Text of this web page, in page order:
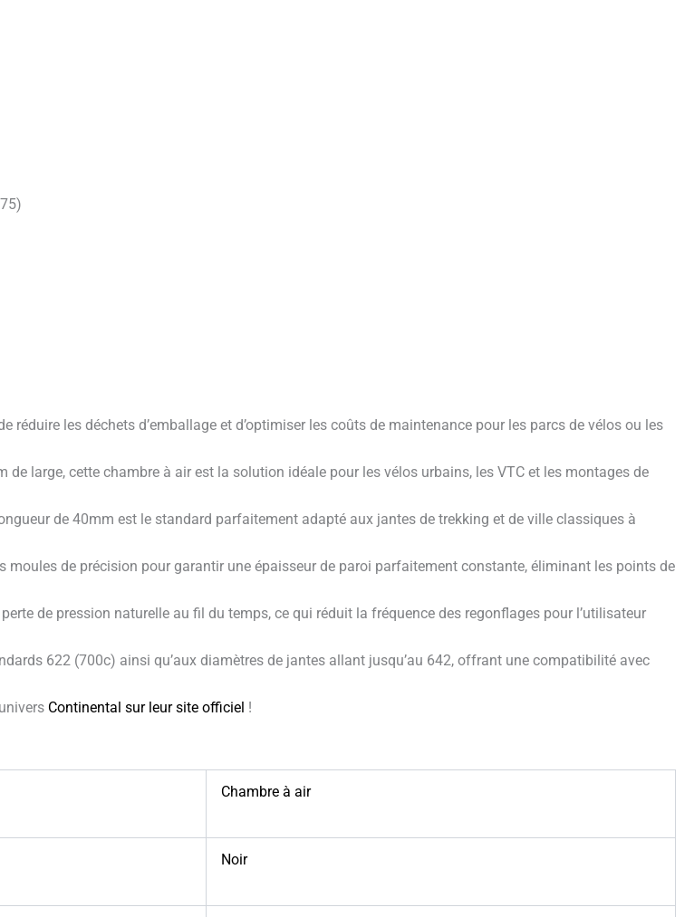
les déchets d’emballage et d’optimiser les coûts de maintenance pour les parcs de vélos ou les
large, cette chambre à air est la solution idéale pour les vélos urbains, les VTC et les montages de
de 40mm est le standard parfaitement adapté aux jantes de trekking et de ville classiques à
de précision pour garantir une épaisseur de paroi parfaitement constante, éliminant les points de
de pression naturelle au fil du temps, ce qui réduit la fréquence des regonflages pour l’utilisateur
622 (700c) ainsi qu’aux diamètres de jantes allant jusqu’au 642, offrant une compatibilité avec
Continental sur leur site officiel !
Chambre à air
Noir